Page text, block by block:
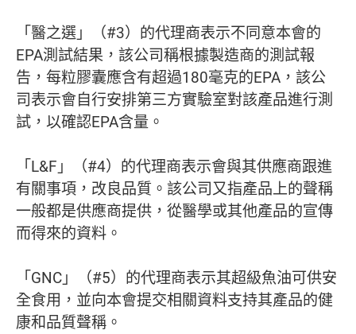
「醫之選」（#3）的代理商表示不同意本會的
EPA測試結果，該公司稱根據製造商的測試報
告，每粒膠囊應含有超過180毫克的EPA，該公
司表示會自行安排第三方實驗室對該產品進行測
試，以確認EPA含量。
「L&F」（#4）的代理商表示會與其供應商跟進
有關事項，改良品質。該公司又指產品上的聲稱
一般都是供應商提供，從醫學或其他產品的宣傳
而得來的資料。
「GNC」（#5）的代理商表示其超級魚油可供安
全食用，並向本會提交相關資料支持其產品的健
康和品質聲稱。